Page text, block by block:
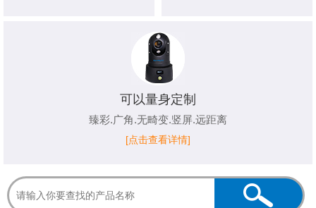
可以量身定制
臻彩.广角.无畸变.竖屏.远距离
[点击查看详情]